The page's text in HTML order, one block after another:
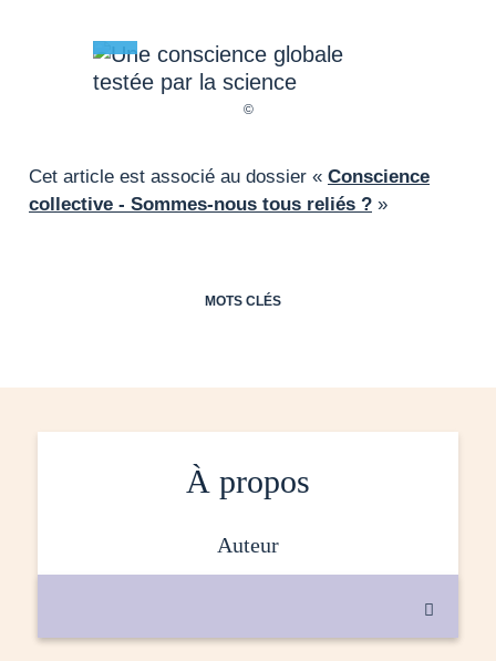
Cet article est associé au dossier « Conscience
collective - Sommes-nous tous reliés ? »
MOTS CLÉS
À propos
auteur
